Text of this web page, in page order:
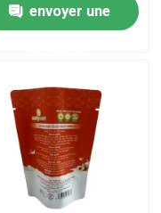
envoyer une